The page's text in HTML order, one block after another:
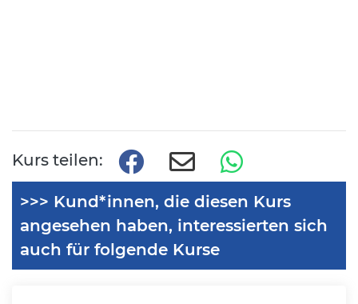
Kurs teilen:
>>> Kund*innen, die diesen Kurs
angesehen haben, interessierten sich
auch für folgende Kurse